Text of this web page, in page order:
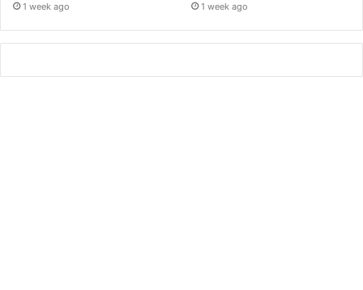
1 week ago 1 week ago